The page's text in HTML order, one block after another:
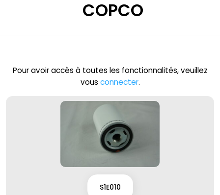
COPCO
Pour avoir accès à toutes les fonctionnalités, veuillez
vous connecter.
S1E010